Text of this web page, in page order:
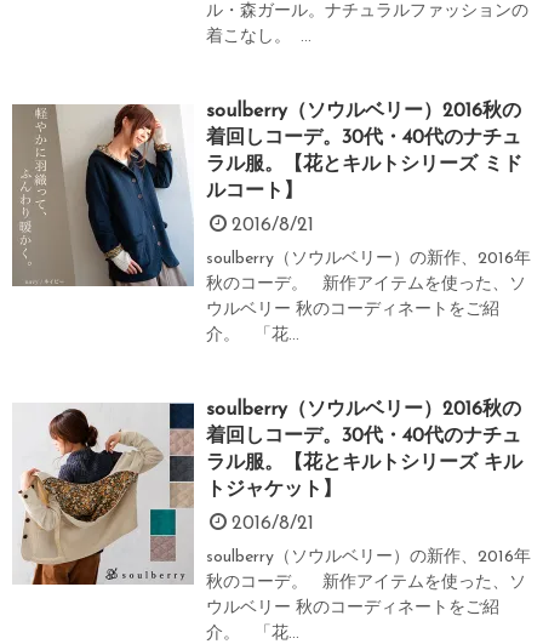
ル・森ガール。ナチュラルファッションの
着こなし。 ...
soulberry（ソウルベリー）2016秋の
着回しコーデ。30代・40代のナチュ
ラル服。【花とキルトシリーズ ミド
ルコート】
2016/8/21
soulberry（ソウルベリー）の新作、2016年
秋のコーデ。 新作アイテムを使った、ソ
ウルベリー 秋のコーディネートをご紹
介。 「花...
soulberry（ソウルベリー）2016秋の
着回しコーデ。30代・40代のナチュ
ラル服。【花とキルトシリーズ キル
トジャケット】
2016/8/21
soulberry（ソウルベリー）の新作、2016年
秋のコーデ。 新作アイテムを使った、ソ
ウルベリー 秋のコーディネートをご紹
介。 「花...